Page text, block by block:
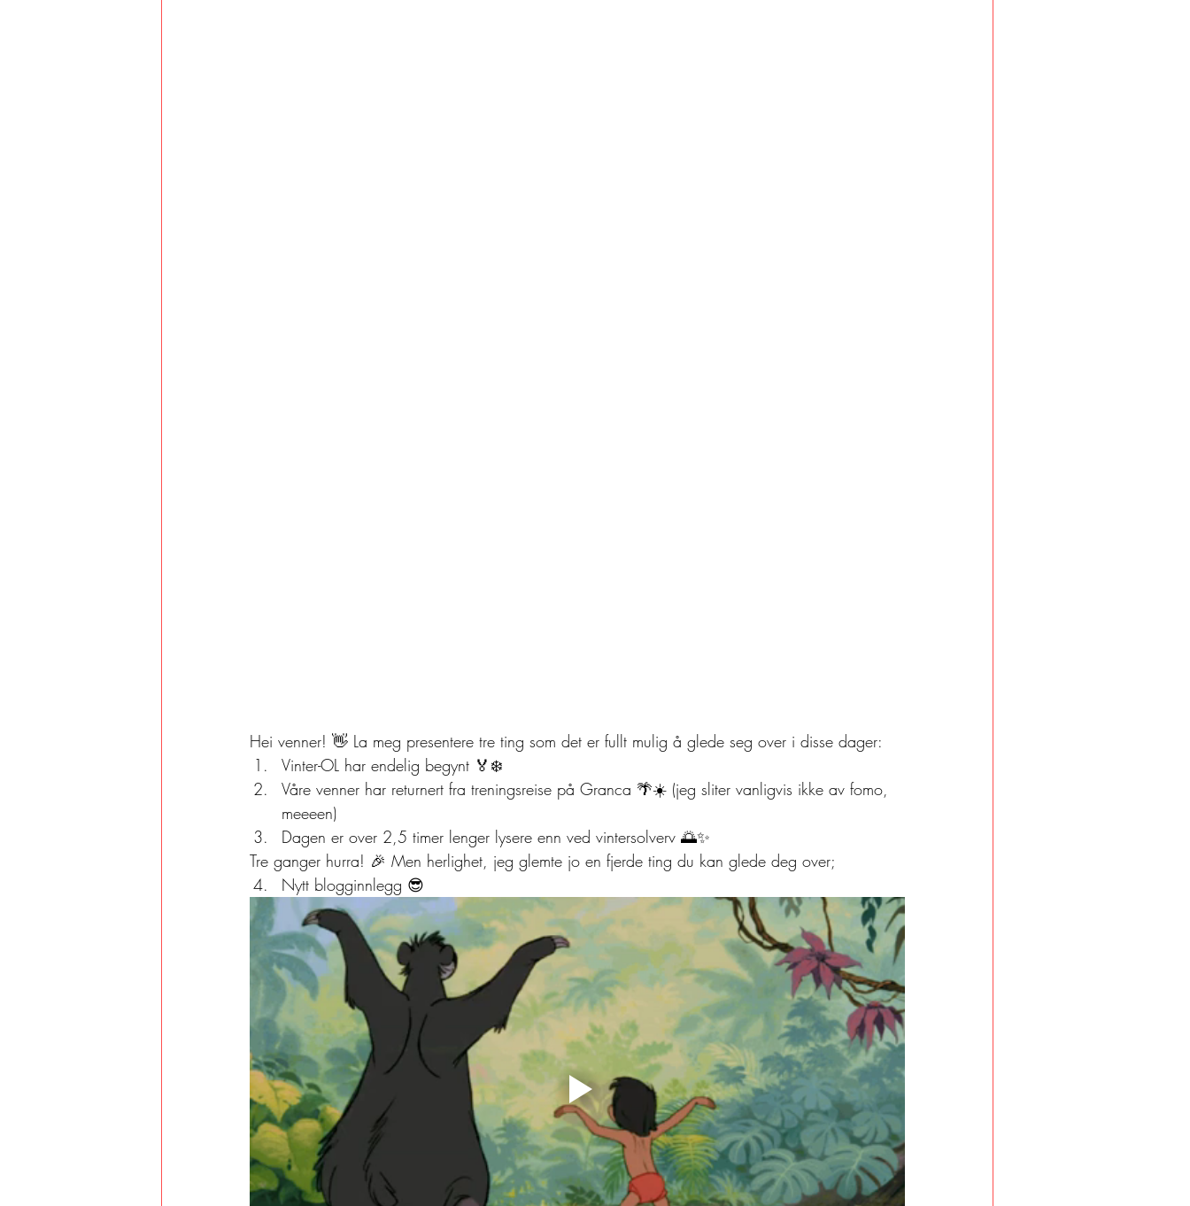
Hei venner! 👋 La meg presentere tre ting som det er fullt mulig å glede seg over i disse dager:
Vinter-OL har endelig begynt 🏅❄️
Våre venner har returnert fra treningsreise på Granca 🌴☀️ (jeg sliter vanligvis ikke av fomo,
meeeen)
Dagen er over 2,5 timer lenger lysere enn ved vintersolverv 🌅✨
Tre ganger hurra! 🎉 Men herlighet, jeg glemte jo en fjerde ting du kan glede deg over;
Nytt blogginnlegg 😎